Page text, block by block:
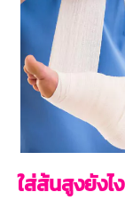
ใส่ส้นสูงยัง